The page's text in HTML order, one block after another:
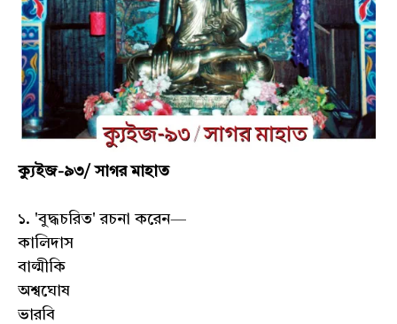
ক্যুইজ-৯৩/ সাগর মাহাত
১. 'বুদ্ধচরিত' রচনা করেন—
কালিদাস
বাল্মীকি
অশ্বঘোষ
ভারবি